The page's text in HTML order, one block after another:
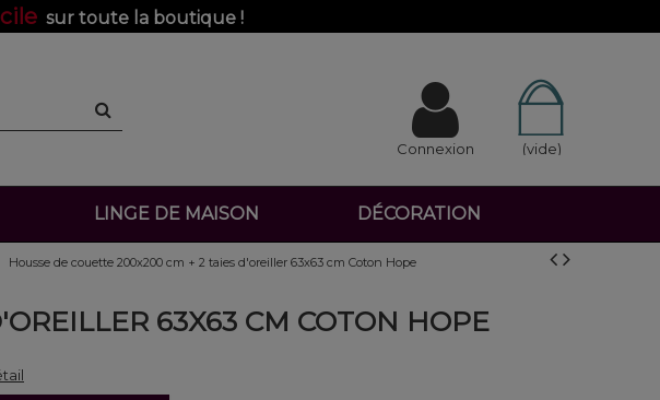
sur toute la boutique !
(vide)
Connexion
LINGE DE MAISON DÉCORATION
Housse de couette 200x200 cm + 2 taies d'oreiller 63x63 cm Coton Hope
63X63 CM COTON HOPE